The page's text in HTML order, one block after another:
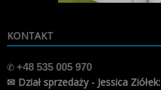
KONTAKT
✆+48 535 005 970
✉ Dział sprzedaży - Jessica Ziółek: